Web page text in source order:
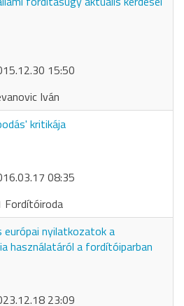
15:50
Iván
kritikája
08:35
Fordítóiroda
európai nyilatkozatok a
használatáról a fordítóiparban
23:09